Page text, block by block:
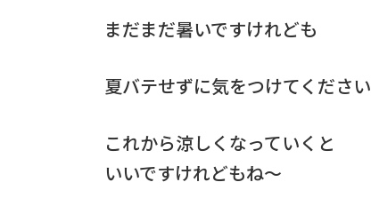
まだまだ暑いですけれども
夏バテせずに気をつけてください
これから涼しくなっていくと
いいですけれどもね～